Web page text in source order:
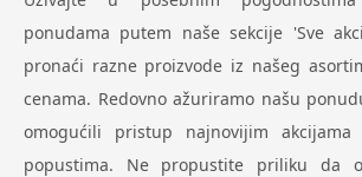
ponudama putem naše sekcije 'Sve
pronaći razne proizvode iz našeg
cenama. Redovno ažuriramo našu
omogućili pristup najnovijim
popustima. Ne propustite priliku da